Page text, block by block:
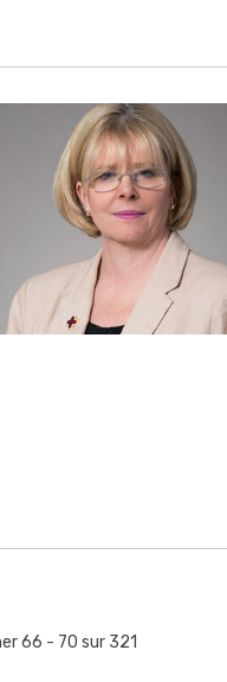
66 - 70 sur 321